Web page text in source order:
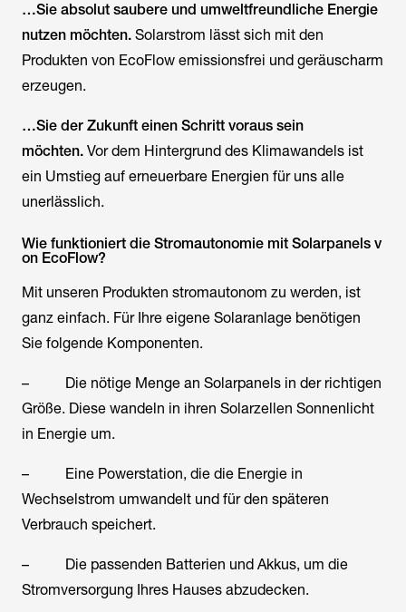
…Sie absolut saubere und umweltfreundliche Energie
nutzen möchten. Solarstrom lässt sich mit den
Produkten von EcoFlow emissionsfrei und geräuscharm
erzeugen.
…Sie der Zukunft einen Schritt voraus sein
möchten. Vor dem Hintergrund des Klimawandels ist
ein Umstieg auf erneuerbare Energien für uns alle
unerlässlich.
Wie funktioniert die Stromautonomie mit Solarpanels v
on EcoFlow?
Mit unseren Produkten stromautonom zu werden, ist
ganz einfach. Für Ihre eigene Solaranlage benötigen
Sie folgende Komponenten.
– Die nötige Menge an Solarpanels in der richtigen
Größe. Diese wandeln in ihren Solarzellen Sonnenlicht
in Energie um.
– Eine Powerstation, die die Energie in
Wechselstrom umwandelt und für den späteren
Verbrauch speichert.
– Die passenden Batterien und Akkus, um die
Stromversorgung Ihres Hauses abzudecken.